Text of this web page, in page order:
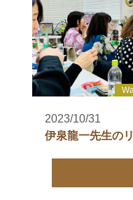
2023/10/31
伊泉龍一先生の